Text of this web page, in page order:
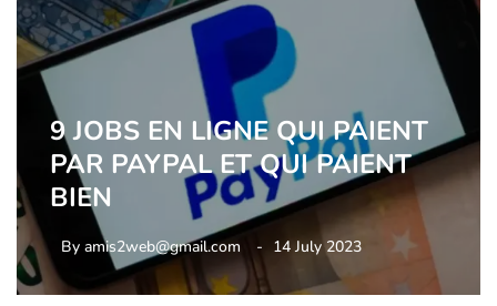
9 JOBS EN LIGNE QUI PAIENT
PAR PAYPAL ET QUI PAIENT
BIEN
By amis2web@gmail.com 14 July 2023